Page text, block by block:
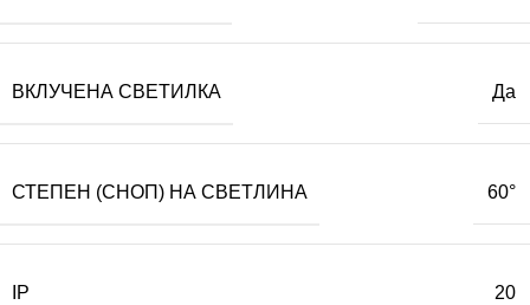
ВКЛУЧЕНА СВЕТИЛКА Да
СТЕПЕН (СНОП) НА СВЕТЛИНА 60°
IP 20